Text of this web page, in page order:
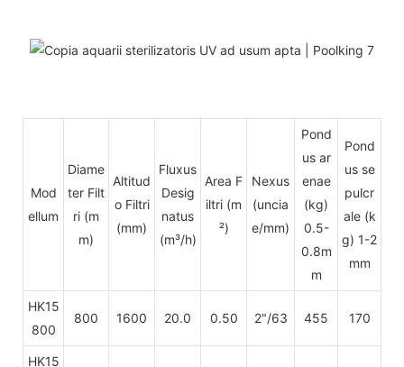
Mod
ellum
Diame
ter Filt
ri (m
m)
Altitud
o Filtri
(mm)
Fluxus
Desig
natus
(m³/h)
Area F
iltri (m
²)
Nexus
(uncia
e/mm)
Pond
us ar
enae
(kg)
0.5-
0.8m
m
Pond
us se
pulcr
ale (k
g) 1-2
mm
HK15
800
800 1600 20.0 0.50 2"/63 455 170
HK15